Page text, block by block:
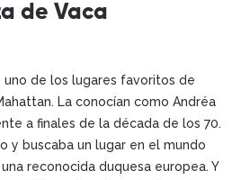
de Vaca
uno de los lugares favoritos de
La conocían como Andréa
a finales de la década de los 70.
y buscaba un lugar en el mundo
reconocida duquesa europea. Y